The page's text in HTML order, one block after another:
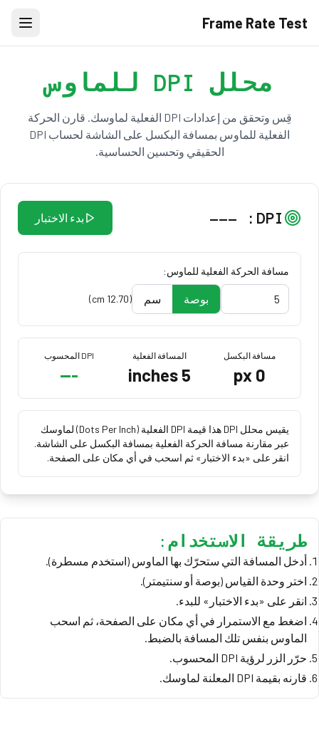
Frame Rate Test
محلل DPI للماوس
قِس وتحقق من إعدادات DPI الفعلية لماوسك. قارن الحركة
الفعلية للماوس بمسافة البكسل على الشاشة لحساب DPI
الحقيقي وتحسين الحساسية.
DPI:
--- بدء الاختبار
مسافة الحركة الفعلية للماوس:
بوصة سم (
12.70
cm
)
مسافة البكسل
0
المسافة الفعلية
5
inches
DPI المحسوب
---
يقيس محلل DPI هذا قيمة DPI الفعلية (Dots Per Inch) لماوسك
عبر مقارنة مسافة الحركة الفعلية بمسافة البكسل على الشاشة.
انقر على «بدء الاختبار» ثم اسحب في أي مكان على الصفحة.
طريقة الاستخدام:
أدخل المسافة التي ستحرّك بها الماوس (استخدم مسطرة).
اختر وحدة القياس (بوصة أو سنتيمتر).
انقر على «بدء الاختبار» للبدء.
اضغط مع الاستمرار في أي مكان على الصفحة، ثم اسحب
الماوس بنفس تلك المسافة بالضبط.
حرّر الزر لرؤية DPI المحسوب.
قارنه بقيمة DPI المعلنة لماوسك.